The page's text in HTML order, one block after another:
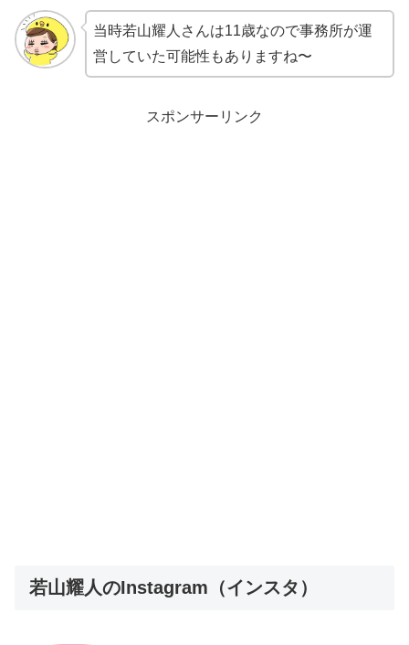
当時若山耀人さんは11歳なので事務所が運
営していた可能性もありますね〜
スポンサーリンク
若山耀人のInstagram（インスタ）